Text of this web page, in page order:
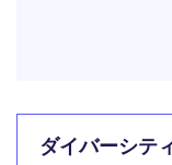
ダイバーシテ